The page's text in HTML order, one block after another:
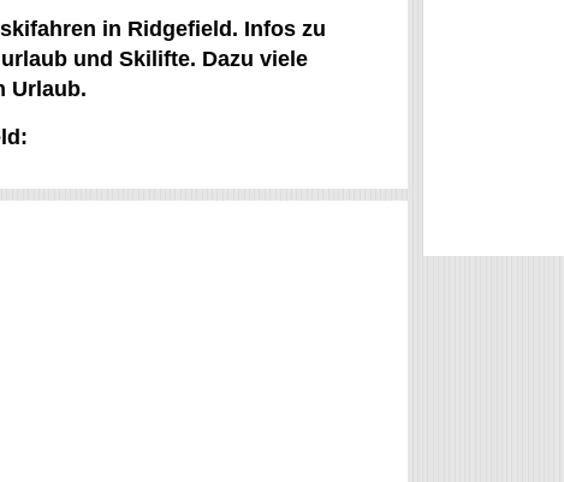
in Ridgefield. Infos zu
und Skilifte. Dazu viele
Urlaub.